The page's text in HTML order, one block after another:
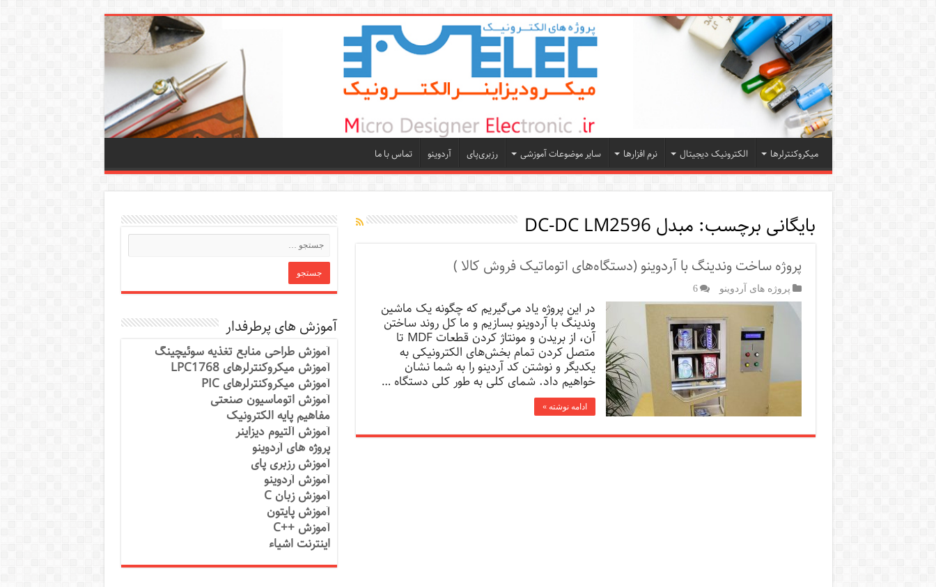
میکروکنترلرها الکترونیک دیجیتال نرم افزارها سایر موضوعات آموزشی رزبری‌پای آردوینو تماس با ما
بایگانی برچسب: مبدل DC-DC LM2596
پروژه ساخت وندینگ با آردوینو (دستگاه‌های اتوماتیک فروش کالا )
پروژه های آردوینو 6
در این پروژه یاد می‌­گیریم که چگونه یک ماشین
وندینگ با آردوینو بسازیم و ما کل روند ساختن
آن، از بریدن و مونتاژ کردن قطعات MDF تا
متصل کردن تمام بخش‌های الکترونیکی به
یکدیگر و نوشتن کد آردینو را به شما نشان
خواهیم داد. شمای کلی به طور کلی دستگاه …
ادامه نوشته »
آموزش های پرطرفدار
آموزش طراحی منابع تغذیه سوئیچینگ
آموزش میکروکنترلرهای LPC1768
آموزش میکروکنترلرهای PIC
آموزش اتوماسیون صنعتی
مفاهیم پایه الکترونیک
آموزش آلتیوم دیزاینر
پروژه های آردوینو
آموزش رزبری پای
آموزش آردوینو
آموزش زبان C
آموزش پایتون
آموزش ++C
اینترنت اشیاء